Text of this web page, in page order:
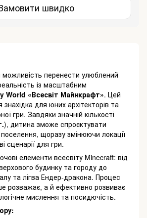
швидко
можливість перенести улюблений
із масштабним
World «Всесвіт Майнкрафт». Цей
для юних архітекторів та
гри. Завдяки значній кількості
), дитина зможе спроєктувати
щоразу змінюючи локації
сценарії для гри.
елементи всесвіту Minecraft: від
будинку та городу до
та лігва Ендер-дракона. Процес
розважає, а й ефективно розвиває
мислення та посидючість.